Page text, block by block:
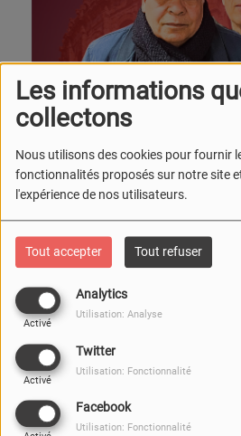
Les informations
collectons
Nous utilisons des cookies pour fournir
fonctionnalités proposés sur notre site
l'expérience de nos utilisateurs.
Tout accepter Tout refuser
Analytics
Activé
Utilisation: Analyse
Twitter
Activé
Utilisation: Fonctionnalité
Facebook
Utilisation: Fonctionnalité
Envie de Nîmes, une émission
Bernard Mourret afin de découvrir